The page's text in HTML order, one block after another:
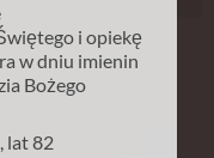
i opiekę
w dniu imienin
Bożego
lat 82